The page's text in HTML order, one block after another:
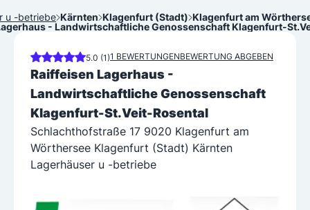
u -betriebe Kärnten Klagenfurt (Stadt) Klagenfurt am
- Landwirtschaftliche Genossenschaft Klagenfurt-
5.0 (1)1 BEWERTUNGENBEWERTUNG ABGEBEN
Raiffeisen Lagerhaus -
Landwirtschaftliche Genossenschaft
Klagenfurt-St.Veit-Rosental
Schlachthofstraße 17 9020 Klagenfurt am
Wörthersee Klagenfurt (Stadt) Kärnten
Lagerhäuser u -betriebe